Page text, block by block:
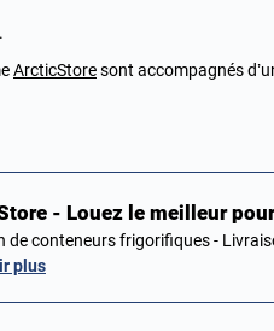
ArcticStoresont accompagnés
- Louez le meilleur
de conteneurs frigorifiques -
plus